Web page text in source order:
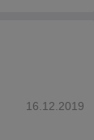
16.12.2019